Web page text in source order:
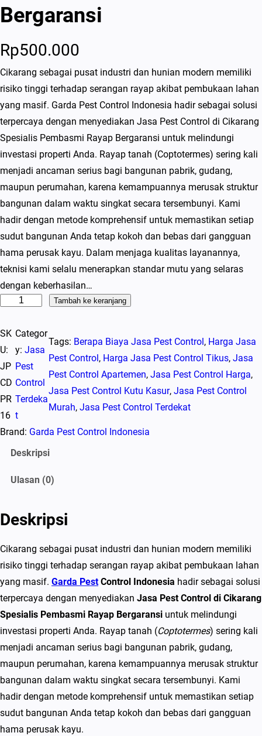
Bergaransi
Rp500.000
Cikarang sebagai pusat industri dan hunian modern memiliki
risiko tinggi terhadap serangan rayap akibat pembukaan lahan
yang masif. Garda Pest Control Indonesia hadir sebagai solusi
terpercaya dengan menyediakan Jasa Pest Control di Cikarang
Spesialis Pembasmi Rayap Bergaransi untuk melindungi
investasi properti Anda. Rayap tanah (Coptotermes) sering kali
menjadi ancaman serius bagi bangunan pabrik, gudang,
maupun perumahan, karena kemampuannya merusak struktur
bangunan dalam waktu singkat secara tersembunyi. Kami
hadir dengan metode komprehensif untuk memastikan setiap
sudut bangunan Anda tetap kokoh dan bebas dari gangguan
hama perusak kayu. Dalam menjaga kualitas layanannya,
teknisi kami selalu menerapkan standar mutu yang selaras
dengan keberhasilan…
a
n
t
i
t
a
s
P
s
t
C
o
n
t
r
o
l
d
i
C
Tambah ke keranjang
SK
U:
JP
CD
PR
16
Categor
y: Jasa
Pest
Control
Terdeka
t
Tags: Berapa Biaya Jasa Pest Control , Harga Jasa
Pest Control , Harga Jasa Pest Control Tikus, Jasa
Pest Control Apartemen, Jasa Pest Control Harga,
Jasa Pest Control Kutu Kasur, Jasa Pest Control
Murah, Jasa Pest Control Terdekat
Brand: Garda Pest Control Indonesia
Deskripsi
Ulasan (0)
Deskripsi
Cikarang sebagai pusat industri dan hunian modern memiliki
risiko tinggi terhadap serangan rayap akibat pembukaan lahan
yang masif. Garda PestControl Indonesia hadir sebagai solusi
terpercaya dengan menyediakan Jasa Pest Control di Cikarang
Spesialis Pembasmi Rayap Bergaransi untuk melindungi
investasi properti Anda. Rayap tanah (Coptotermes) sering kali
menjadi ancaman serius bagi bangunan pabrik, gudang,
maupun perumahan, karena kemampuannya merusak struktur
bangunan dalam waktu singkat secara tersembunyi. Kami
hadir dengan metode komprehensif untuk memastikan setiap
sudut bangunan Anda tetap kokoh dan bebas dari gangguan
hama perusak kayu.